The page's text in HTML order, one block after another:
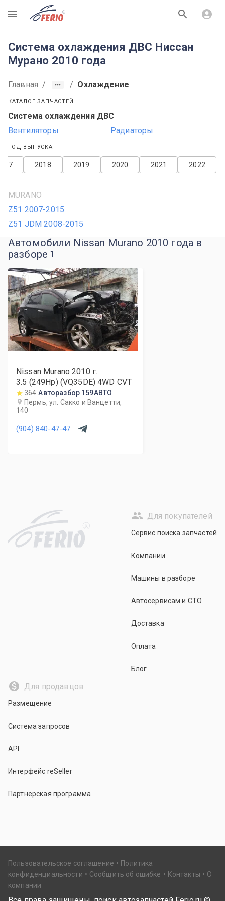
R
Система охлаждения ДВС Ниссан
Мурано 2010 года
Главная / / Охлаждение
КАТАЛОГ ЗАПЧАСТЕЙ
Система охлаждения ДВС
Вентиляторы
Радиаторы
ГОД ВЫПУСКА
2022
2021
2020
2019
2018
MURANO
Z51 2007-2015
Z51 JDM 2008-2015
Автомобили Nissan Murano 2010 года в
разборе 1
Nissan Murano 2010г.
3.5 (249Hp) (VQ35DE) 4WD CVT
364 Авторазбор 159АВТО
Пермь, ул. Сакко и Ванцетти,
140
(904) 840-47-47
R
Для покупателей
Сервис поиска запчастей
Компании
Машины в разборе
Автосервисам и СТО
Доставка
Оплата
Блог
Для продавцов
Размещение
Система запросов
API
Интерфейс reSeller
Партнерская программа
Пользовательское соглашение
Политика
конфиденциальности
Сообщить об ошибке Контакты
О
компании